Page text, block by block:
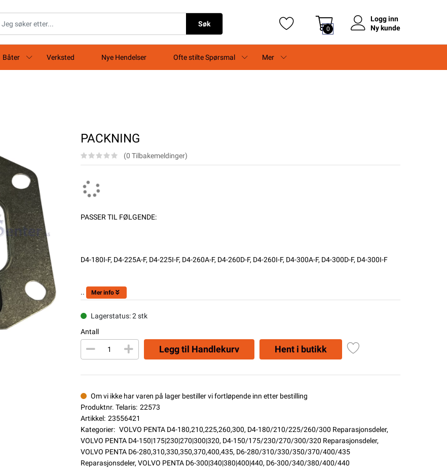
Søk
0
Logg inn
Ny kunde
Båter Verksted Nye Hendelser Ofte stilte Spørsmal Mer
PACKNING
(0 Tilbakemeldinger)
PASSER TIL FØLGENDE:
D4-180I-F, D4-225A-F, D4-225I-F, D4-260A-F, D4-260D-F, D4-260I-F, D4-300A-F, D4-300D-F, D4-300I-F
.. Mer info
Lagerstatus: 2 stk
Antall
Legg til Handlekurv Hent i butikk
Om vi ikke har varen på lager bestiller vi fortløpende inn etter bestilling
Produktnr. Telaris: 22573
Artikkel: 23556421
Kategorier: VOLVO PENTA D4-180,210,225,260,300, D4-180/210/225/260/300 Reparasjonsdeler,
VOLVO PENTA D4-150|175|230|270|300|320, D4-150/175/230/270/300/320 Reparasjonsdeler,
VOLVO PENTA D6-280,310,330,350,370,400,435, D6-280/310/330/350/370/400/435
Reparasjonsdeler, VOLVO PENTA D6-300|340|380|400|440, D6-300/340/380/400/440